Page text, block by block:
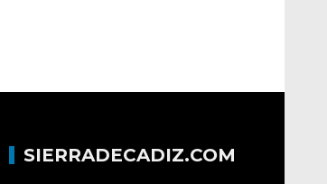
SIERRADECADIZ.COM